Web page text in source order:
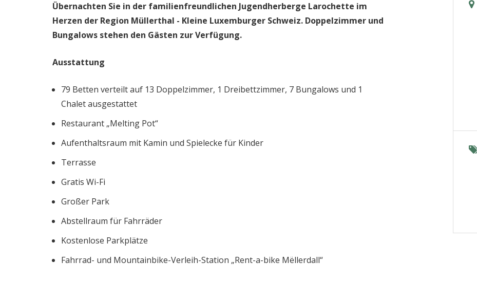
Übernachten Sie in der familienfreundlichen Jugendherberge Larochette im
Herzen der Region Müllerthal - Kleine Luxemburger Schweiz. Doppelzimmer und
Bungalows stehen den Gästen zur Verfügung.
Ausstattung
79 Betten verteilt auf 13 Doppelzimmer, 1 Dreibettzimmer, 7 Bungalows und 1
Chalet ausgestattet
Restaurant „Melting Pot“
Aufenthaltsraum mit Kamin und Spielecke für Kinder
Terrasse
Gratis Wi-Fi
Großer Park
Abstellraum für Fahrräder
Kostenlose Parkplätze
Fahrrad- und Mountainbike-Verleih-Station „Rent-a-bike Mëllerdall“